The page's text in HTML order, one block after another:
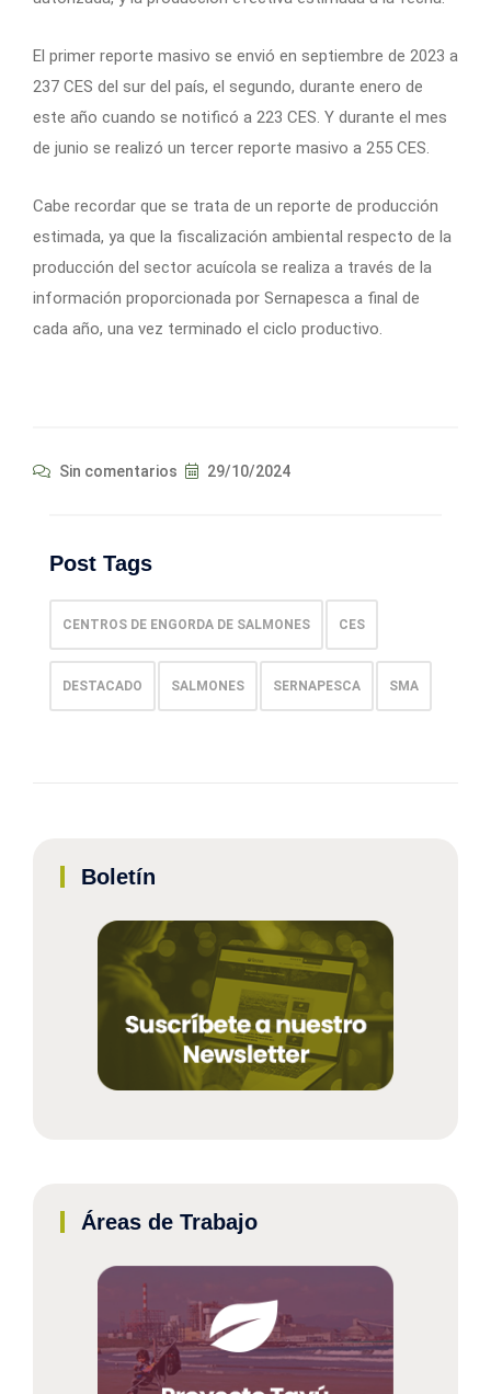
El primer reporte masivo se envió en septiembre de 2023 a
237 CES del sur del país, el segundo, durante enero de
este año cuando se notificó a 223 CES. Y durante el mes
de junio se realizó un tercer reporte masivo a 255 CES.​
Cabe recordar que se trata de un reporte de producción
estimada, ya que la fiscalización ambiental respecto de la
producción del sector acuícola se realiza a través de la
información proporcionada por Sernapesca a final de
cada año, una vez terminado el ciclo productivo.​
Sin comentarios 29/10/2024
Post Tags
CENTROS DE ENGORDA DE SALMONES CES
DESTACADO SALMONES SERNAPESCA SMA
Boletín
Áreas de Trabajo